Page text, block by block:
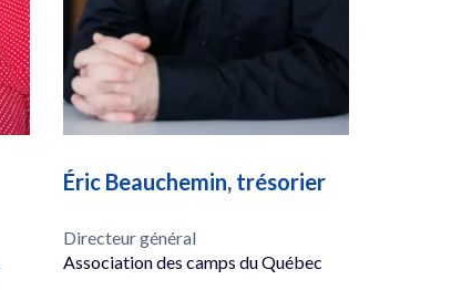
Éric Beauchemin, trésorier
Directeur général
Association des camps du Québec